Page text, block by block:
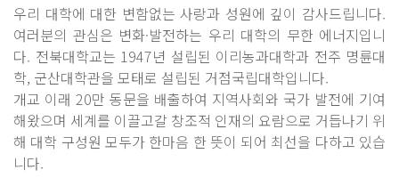
우리 대학에 대한 변함없는 사랑과 성원에 깊이 감사드립니다.
여러분의 관심은 변화·발전하는 우리 대학의 무한 에너지입니
다. 전북대학교는 1947년 설립된 이리농과대학과 전주 명륜대
학, 군산대학관을 모태로 설립된 거점국립대학입니다.
개교 이래 20만 동문을 배출하여 지역사회와 국가 발전에 기여
해왔으며 세계를 이끌고갈 창조적 인재의 요람으로 거듭나기 위
해 대학 구성원 모두가 한마음 한 뜻이 되어 최선을 다하고 있습
니다.